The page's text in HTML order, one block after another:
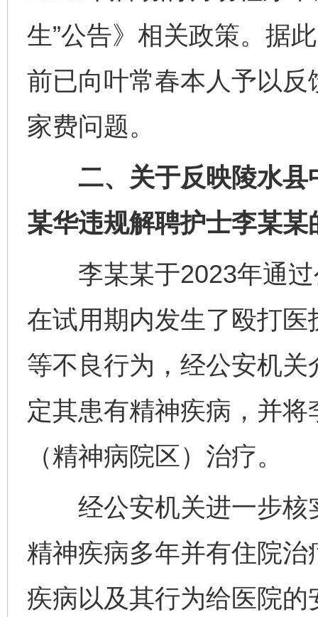
生”公告》相关政策。据
前已向叶常春本人予以
家费问题。
二、关于反映陵水县
某华违规解聘护士李某某
李某某于2023年通过
在试用期内发生了殴打
等不良行为，经公安机
定其患有精神疾病，并
（精神病院区）治疗。
经公安机关进一步核
精神疾病多年并有住院
疾病以及其行为给医院